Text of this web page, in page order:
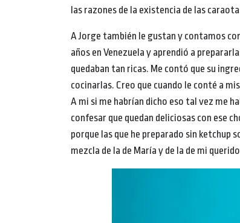
las razones de la existencia de las
A Jorge también le gustan y contamos
años en Venezuela y aprendió a
quedaban tan ricas. Me contó que su
cocinarlas. Creo que cuando le conté a
A mi si me habrían dicho eso tal vez me
confesar que quedan deliciosas con ese
porque las que he preparado sin ketchup
mezcla de la de María y de la de mi